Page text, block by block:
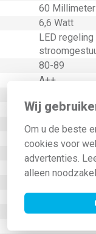
Wij
Om u de beste
cookies voor
advertenties.
alleen
60
6,6 Watt
LED regeling
80-89
A++
Nee
65
Aluminium
LED
Ja
Ja